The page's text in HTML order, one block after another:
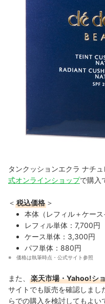
タンクッションエクラ ナチ
式オンラインショップで購入
＜ 税込価格 ＞
本体（レフィル＋ケー
レフィル単体：7,700円
ケース単体：3,300円
パフ単体：880円
価格は執筆時点・公式サイト参照
また、 楽天市場・Yahoo!シ
サイトでも販売を確認しまし
らでの購入を検討してもよい